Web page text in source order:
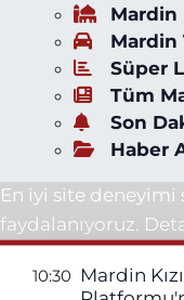
Mardin
Mardin
Süper
Tüm
Son
Haber
En iyi site
faydalanıyoruz.
10:30
Mardin